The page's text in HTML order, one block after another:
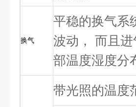
换气
平稳的换气系
波动， 而且
部温度湿度分
带光照的温度